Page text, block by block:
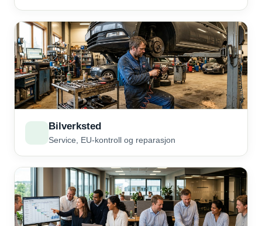
Bilverksted
Service, EU-kontroll og reparasjon